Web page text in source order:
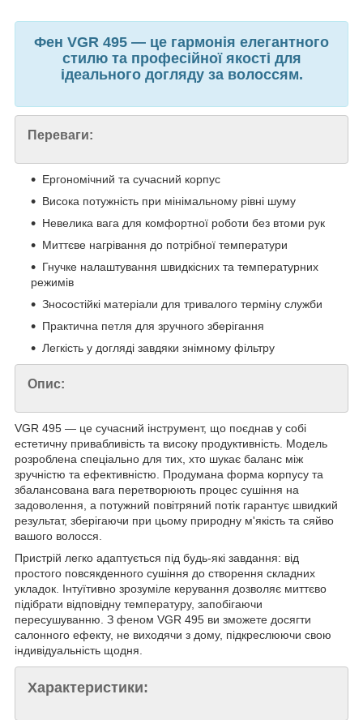
Фен VGR 495 — це гармонія елегантного
стилю та професійної якості для
ідеального догляду за волоссям.
Переваги:
Ергономічний та сучасний корпус
Висока потужність при мінімальному рівні шуму
Невелика вага для комфортної роботи без втоми рук
Миттєве нагрівання до потрібної температури
Гнучке налаштування швидкісних та температурних
режимів
Зносостійкі матеріали для тривалого терміну служби
Практична петля для зручного зберігання
Легкість у догляді завдяки знімному фільтру
Опис:
VGR 495 — це сучасний інструмент, що поєднав у собі
естетичну привабливість та високу продуктивність. Модель
розроблена спеціально для тих, хто шукає баланс між
зручністю та ефективністю. Продумана форма корпусу та
збалансована вага перетворюють процес сушіння на
задоволення, а потужний повітряний потік гарантує швидкий
результат, зберігаючи при цьому природну м'якість та сяйво
вашого волосся.
Пристрій легко адаптується під будь-які завдання: від
простого повсякденного сушіння до створення складних
укладок. Інтуїтивно зрозуміле керування дозволяє миттєво
підібрати відповідну температуру, запобігаючи
пересушуванню. З феном VGR 495 ви зможете досягти
салонного ефекту, не виходячи з дому, підкреслюючи свою
індивідуальність щодня.
Характеристики: